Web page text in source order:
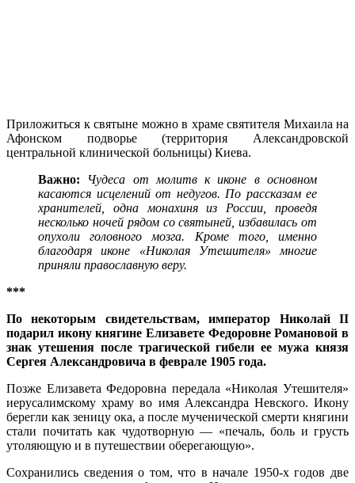
Приложиться к святыне можно в храме святителя Михаила на
Афонском подворье (территория Александровской
центральной клинической больницы) Киева.
Важно:
Чудеса от молитв к иконе в основном
касаются исцелений от недугов. По рассказам ее
хранителей, одна монахиня из России, проведя
несколько ночей рядом со святыней, избавилась от
опухоли головного мозга. Кроме того, именно
благодаря иконе «Николая Утешителя» многие
приняли православную веру.
***
По некоторым свидетельствам, император Николай ІІ
подарил икону княгине Елизавете Федоровне Романовой в
знак утешения после трагической гибели ее мужа князя
Сергея Александровича в феврале 1905 года.
Позже Елизавета Федоровна передала «Николая Утешителя»
иерусалимскому храму во имя Александра Невского. Икону
берегли как зеницу ока, а после мученической смерти княгини
стали почитать как чудотворную — «печаль, боль и грусть
утоляющую и в путешествии оберегающую».
Сохранились сведения о том, что в начале 1950-х годов две